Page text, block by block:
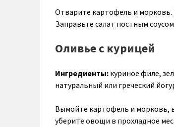
Отварите картофель и
Заправьте салат постным
Оливье с курицей
Ингредиенты:куриное филе,
натуральный или греческий
Вымойте картофель и морковь,
уберите овощи в прохладное